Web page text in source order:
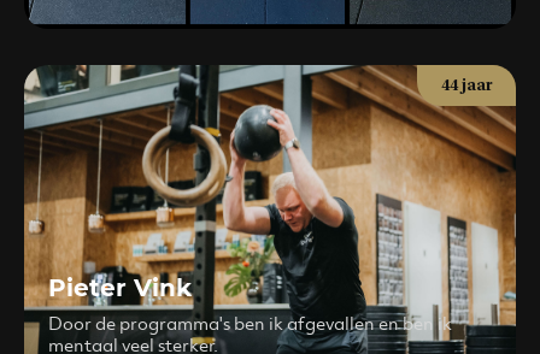
44 jaar
Pieter Vink
Door de programma's ben ik afgevallen en ben ik
mentaal veel sterker.